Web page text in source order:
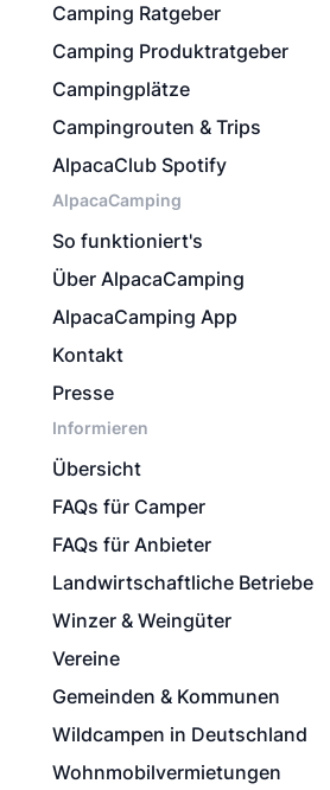
Camping Ratgeber
Camping Produktratgeber
Campingplätze
Campingrouten & Trips
AlpacaClub Spotify
AlpacaCamping
So funktioniert's
Über AlpacaCamping
AlpacaCamping App
Kontakt
Presse
Informieren
Übersicht
FAQs für Camper
FAQs für Anbieter
Landwirtschaftliche Betriebe
Winzer & Weingüter
Vereine
Gemeinden & Kommunen
Wildcampen in Deutschland
Wohnmobilvermietungen